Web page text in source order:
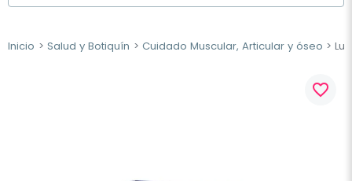
Inicio Salud y Botiquín Cuidado Muscular, Articular y óseo
favorite_border